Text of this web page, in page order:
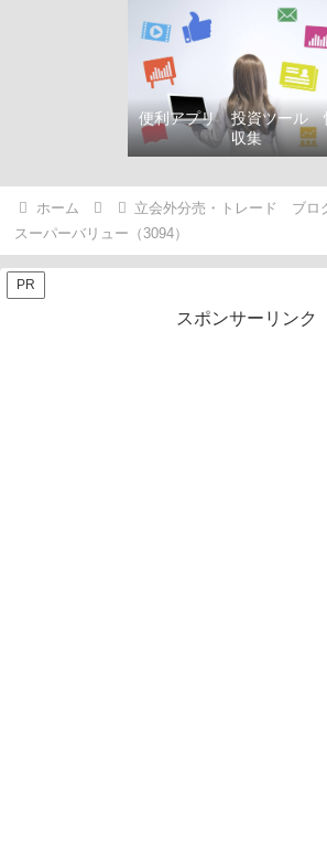
便利アプリ 投資ツール
収集
ホーム 立会外分売・トレード ブロ
スーパーバリュー（3094）
PR
スポンサーリンク